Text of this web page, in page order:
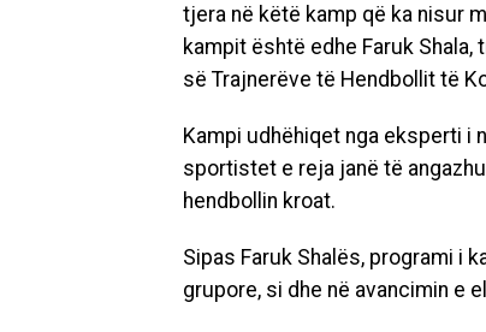
tjera në këtë kamp që ka nisur
kampit është edhe Faruk Shala,
së Trajnerëve të Hendbollit të
Kampi udhëhiqet nga eksperti i
sportistet e reja janë të
hendbollin kroat.
Sipas Faruk Shalës, programi i
grupore, si dhe në avancimin e